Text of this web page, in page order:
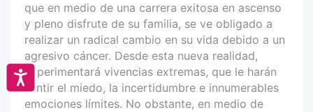
Accesibilidad
que en medio de una carrera exitosa en ascenso
y pleno disfrute de su familia, se ve obligado a
realizar un radical cambio en su vida debido a un
agresivo cáncer. Desde esta nueva realidad,
experimentará vivencias extremas, que le harán
sentir el miedo, la incertidumbre e innumerables
emociones límites. No obstante, en medio de